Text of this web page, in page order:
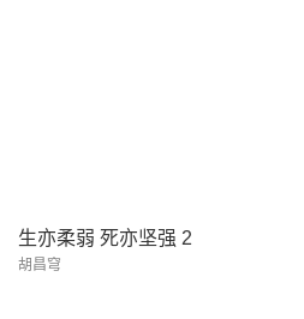
生亦柔弱 死亦坚强 2
胡昌穹